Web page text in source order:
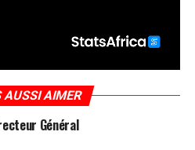
AUSSI AIMER
Général